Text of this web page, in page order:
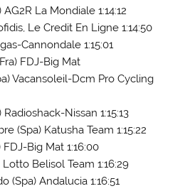
La Mondiale 1:14:12
Le Credit En Ligne 1:14:50
Cannondale 1:15:01
FDJ-Big Mat
Vacansoleil-Dcm Pro Cycling
Nissan 1:15:13
(Spa) Katusha Team 1:15:22
Big Mat 1:16:00
Belisol Team 1:16:29
(Spa) Andalucia 1:16:51